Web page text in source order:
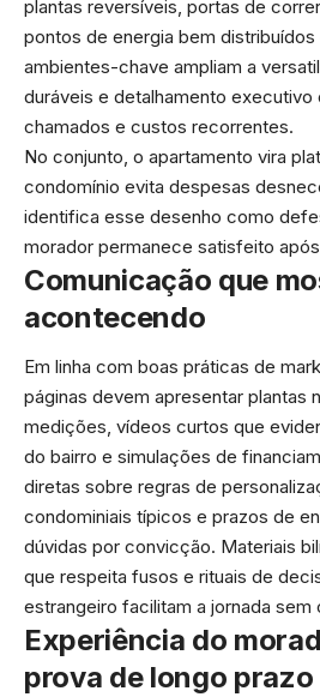
plantas reversíveis, portas de
pontos de energia bem distribuídos
ambientes-chave ampliam a
duráveis e detalhamento
chamados e custos recorrentes.
No conjunto, o apartamento vira
condomínio evita despesas
identifica esse desenho como
morador permanece satisfeito
Comunicação que
acontecendo
Em linha com boas práticas de
páginas devem apresentar plantas
medições, vídeos curtos que
do bairro e simulações de
diretas sobre regras de
condominiais típicos e prazos de
dúvidas por convicção. Materiais
que respeita fusos e rituais de
estrangeiro facilitam a jornada sem
Experiência do
prova de longo prazo